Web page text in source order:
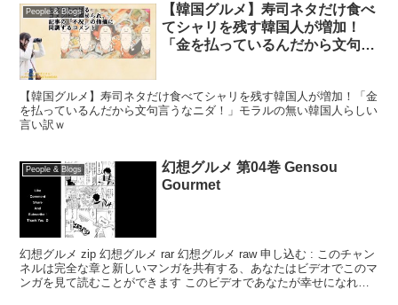
People & Blogs
【韓国グルメ】寿司ネタだけ食べ
てシャリを残す韓国人が増加！
「金を払っているんだから文句言
【韓国グルメ】寿司ネタだけ食べてシャリを残す韓国人が増加！「金
を払っているんだから文句言うなニダ！」モラルの無い韓国人らしい
言い訳ｗ
People & Blogs
幻想グルメ 第04巻 Gensou
Gourmet
幻想グルメ zip 幻想グルメ rar 幻想グルメ raw 申し込む : このチャン
ネルは完全な章と新しいマンガを共有する、あなたはビデオでこのマ
ンガを見て読むことができます このビデオであなたが幸せになれ